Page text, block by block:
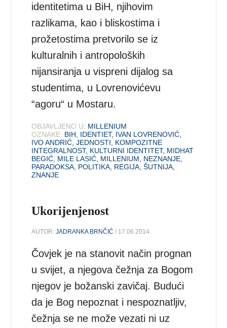
identitetima u BiH, njihovim
razlikama, kao i bliskostima i
prožetostima pretvorilo se iz
kulturalnih i antropoloških
nijansiranja u vispreni dijalog sa
studentima, u Lovrenovićevu
“agoru“ u Mostaru.
OBJAVLJENO U: MILLENIUM
OZNAKE: BIH IDENTIET, IVAN LOVRENOVIĆ
IVO ANDRIĆ ,JEDNOSTI
KOMPOZITNE
INTEGRALNOST, KULTURNI IDENTITET, MIDHAT
BEGIĆ MILE LASIĆ MILLENIUM NEZNANJE
PARADOKSA POLITIKA REGIJA ,ŠUTNIJA
ZNANJE
Ukorijenjenost
AUTOR:JADRANKA BRNČIĆ / 17.06.2014.
Čovjek je na stanovit način prognan
u svijet, a njegova čežnja za Bogom
njegov je božanski zavičaj. Budući
da je Bog nepoznat i nespoznatljiv,
čežnja se ne može vezati ni uz